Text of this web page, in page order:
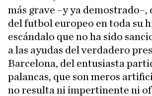
más grave –y ya demostrado–,
del futbol europeo en toda su
escándalo que no ha sido
a las ayudas del verdadero
Barcelona, del entusiasta
palancas, que son meros
no resulta ni impertinente ni